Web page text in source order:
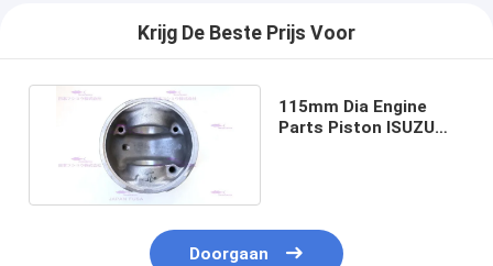
Krijg De Beste Prijs Voor
115mm Dia Engine
Parts Piston ISUZU
Doorgaan